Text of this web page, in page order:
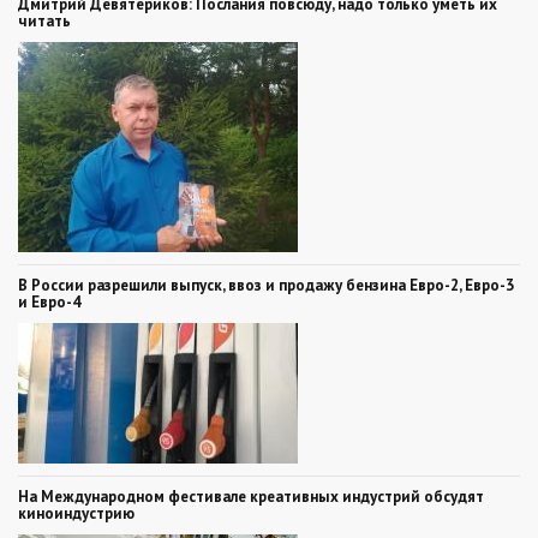
читать
В России разрешили выпуск, ввоз и продажу бензина Евро-2, Евро-3
и Евро-4
На Международном фестивале креативных индустрий обсудят
киноиндустрию